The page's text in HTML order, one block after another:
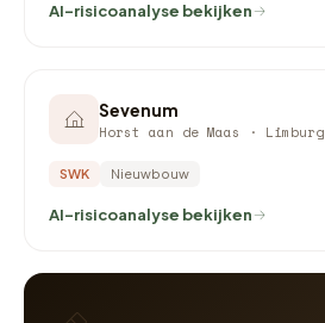
AI-risicoanalyse bekijken
Sevenum
Horst aan de Maas · Limburg
SWK Nieuwbouw
AI-risicoanalyse bekijken